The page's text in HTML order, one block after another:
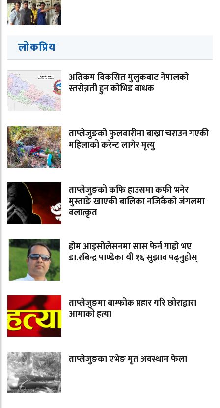
लोकप्रिय
अतिकम विकसित मुलुकबाट नेपालको
स्तरोन्नती हुन कोभिड बाधक
ताप्लेजुङको फुलबारीमा बाख्रा चराउन गएकी
महिलाको करेन्ट लागेर मृत्यु
ताप्लेजुङको कफि हाउसमा कफी भनेर
मुस्ताङे खाएकी बालिका नजिकैको जंगलमा
बलात्कृत
होम आइसोलेसनमा सास फेर्न गाह्रो भए
डा.रबिन्द्र पाण्डेका यी १६ सुझाव पढ्नुहोस्
ताप्लेजुङमा बाम्फोक प्रहार गरि छोराद्वारा
आमाको हत्या
ताप्लेजुङका एभेङ मृत अवस्थाम फेला